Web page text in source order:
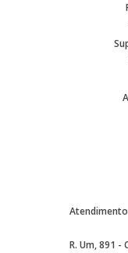
R. Um, 891 -